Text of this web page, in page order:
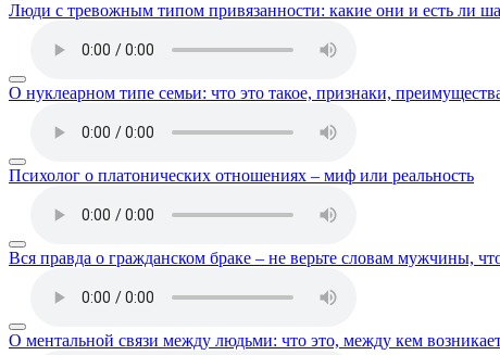
Люди с тревожным типом привязанности: какие они и есть ли
О нуклеарном типе семьи: что это такое, признаки,
Психолог о платонических отношениях – миф или реальность
Вся правда о гражданском браке – не верьте словам мужчины,
О ментальной связи между людьми: что это, между кем